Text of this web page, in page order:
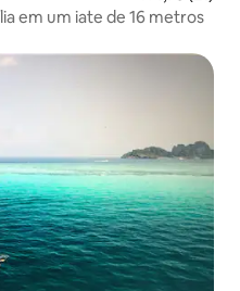
em um iate de 16 metros